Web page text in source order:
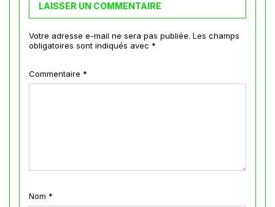
LAISSER UN COMMENTAIRE
Votre adresse e-mail ne sera pas publiée. Les champs
obligatoires sont indiqués avec *
Commentaire *
Nom *